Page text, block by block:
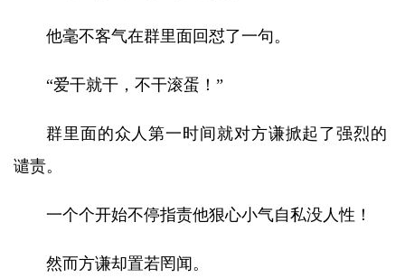
他毫不客气在群里面回怼了一句。
“爱干就干，不干滚蛋！”
群里面的众人第一时间就对方谦掀起了强烈的
谴责。
一个个开始不停指责他狠心小气自私没人性！
然而方谦却置若罔闻。